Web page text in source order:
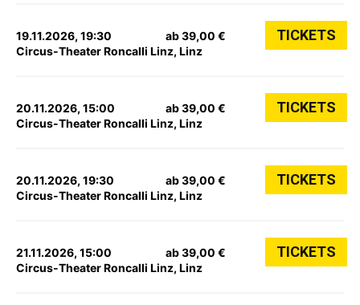
19.11.2026, 19:30
Circus-Theater Roncalli Linz, Linz
ab 39,00 € TICKETS
20.11.2026, 15:00
Circus-Theater Roncalli Linz, Linz
ab 39,00 € TICKETS
20.11.2026, 19:30
Circus-Theater Roncalli Linz, Linz
ab 39,00 € TICKETS
21.11.2026, 15:00
Circus-Theater Roncalli Linz, Linz
ab 39,00 € TICKETS